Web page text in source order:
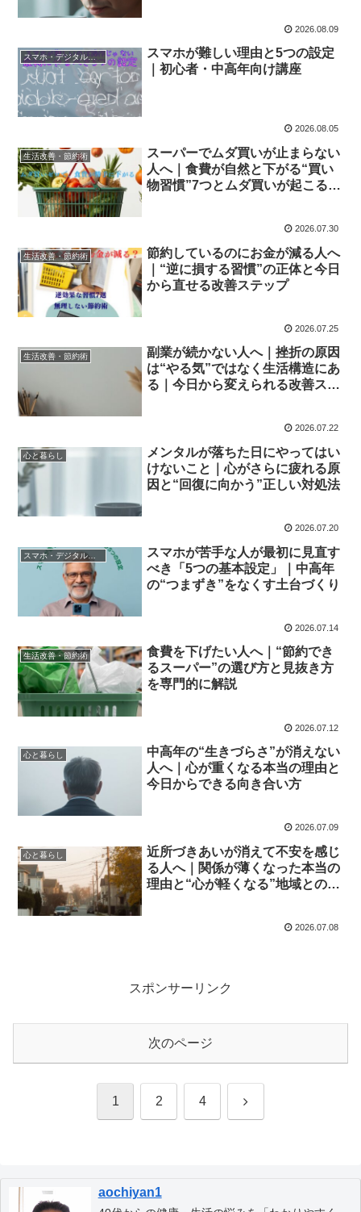
2026.08.09
スマホ・デジタル入門
スマホが難しい理由と5つの設定
｜初心者・中高年向け講座
2026.08.05
生活改善・節約術
スーパーでムダ買いが止まらない
人へ｜食費が自然と下がる“買い
物習慣”7つとムダ買いが起こる心
2026.07.30
生活改善・節約術
節約しているのにお金が減る人へ
｜“逆に損する習慣”の正体と今日
から直せる改善ステップ
2026.07.25
生活改善・節約術
副業が続かない人へ｜挫折の原因
は“やる気”ではなく生活構造にあ
る｜今日から変えられる改善ステ
2026.07.22
心と暮らし
メンタルが落ちた日にやってはい
けないこと｜心がさらに疲れる原
因と“回復に向かう”正しい対処法
2026.07.20
スマホ・デジタル入門
スマホが苦手な人が最初に見直す
べき「5つの基本設定」｜中高年
の“つまずき”をなくす土台づくり
2026.07.14
生活改善・節約術
食費を下げたい人へ｜“節約でき
るスーパー”の選び方と見抜き方
を専門的に解説
2026.07.12
心と暮らし
中高年の“生きづらさ”が消えない
人へ｜心が重くなる本当の理由と
今日からできる向き合い方
2026.07.09
心と暮らし
近所づきあいが消えて不安を感じ
る人へ｜関係が薄くなった本当の
理由と“心が軽くなる”地域との付
2026.07.08
スポンサーリンク
次のページ
1 2 4 次
aochiyan1